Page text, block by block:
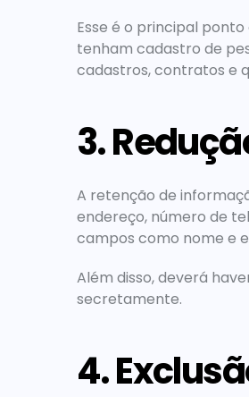
Esse é o principal
tenham cadastro de
cadastros, contratos e
3.
A retenção de
endereço, número de
campos como nome e
Além disso, deverá
secretamente.
4.